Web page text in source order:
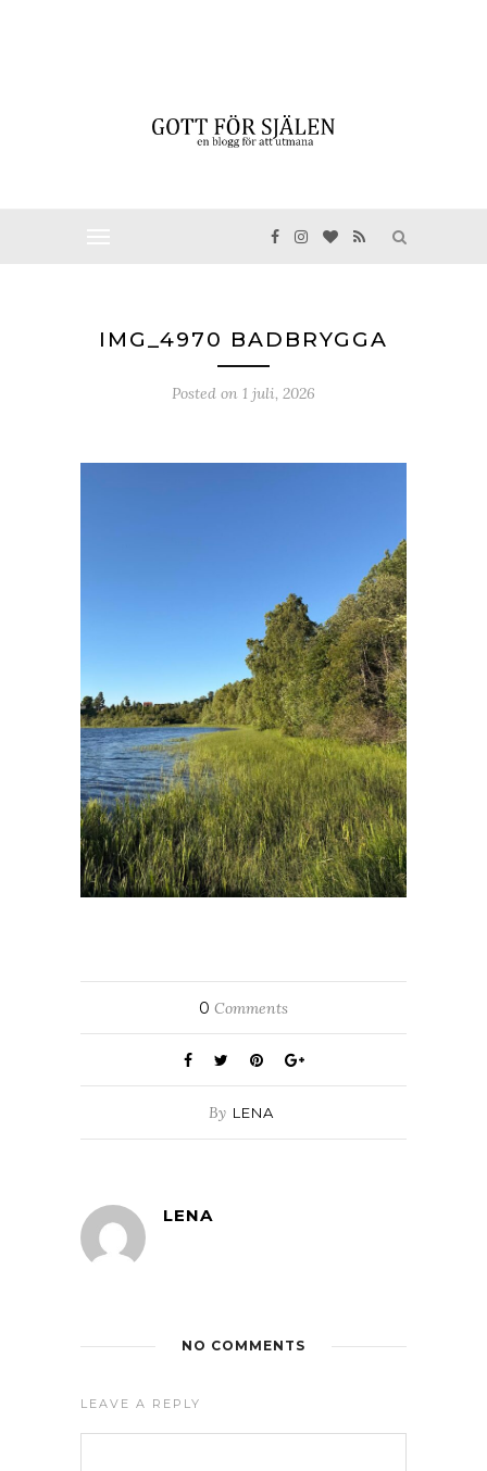
IMG_4970 BADBRYGGA
Posted on 1 juli, 2026
0 Comments
By LENA
LENA
NO COMMENTS
LEAVE A REPLY